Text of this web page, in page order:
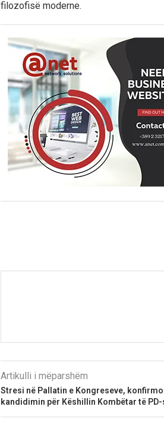
filozofisë moderne.
Artikulli i mëparshëm
Stresi në Pallatin e Kongreseve,
kandidimin për Këshillin Kombëtar të PD-